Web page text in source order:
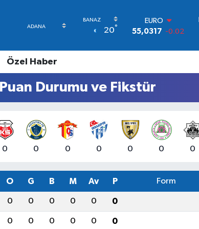
20°
STERLİN
64,2463
0.07
6510.40 0.45
13.799 70
BITCOIN
EURO
55,0317 -0.02
Özel Haber
Durumu ve Fikstür
0 0 0 0 0 0 0
O G B M Av P Form
0 0 0 0 0 0
0 0 0 0 0 0